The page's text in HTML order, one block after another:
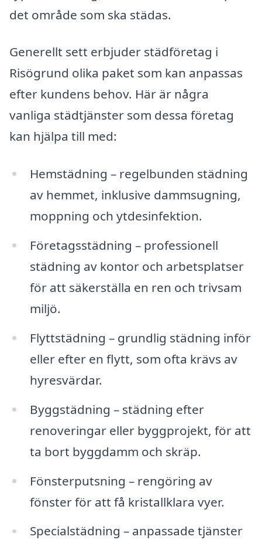
det område som ska städas.
Generellt sett erbjuder städföretag i
Risögrund olika paket som kan anpassas
efter kundens behov. Här är några
vanliga städtjänster som dessa företag
kan hjälpa till med:
Hemstädning – regelbunden städning
av hemmet, inklusive dammsugning,
moppning och ytdesinfektion.
Företagsstädning – professionell
städning av kontor och arbetsplatser
för att säkerställa en ren och trivsam
miljö.
Flyttstädning – grundlig städning inför
eller efter en flytt, som ofta krävs av
hyresvärdar.
Byggstädning – städning efter
renoveringar eller byggprojekt, för att
ta bort byggdamm och skräp.
Fönsterputsning – rengöring av
fönster för att få kristallklara vyer.
Specialstädning – anpassade tjänster